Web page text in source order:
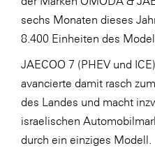
WKS Fachgruppe
WK UBIT
Zühlke
Media
sechs Monaten dieses
8.400 Einheiten des
JAECOO 7 (PHEV und
avancierte damit rasch
des Landes und macht
israelischen
durch ein einziges Modell.